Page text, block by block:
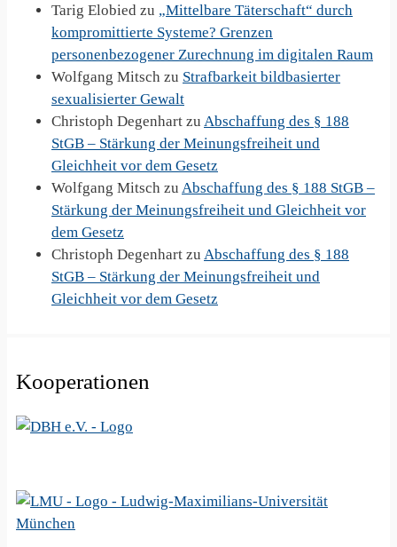
Tarig Elobied zu „Mittelbare Täterschaft“ durch
kompromittierte Systeme? Grenzen
personenbezogener Zurechnung im digitalen Raum
Wolfgang Mitsch zu Strafbarkeit bildbasierter
sexualisierter Gewalt
Christoph Degenhart zu Abschaffung des § 188
StGB – Stärkung der Meinungsfreiheit und
Gleichheit vor dem Gesetz
Wolfgang Mitsch zu Abschaffung des § 188 StGB –
Stärkung der Meinungsfreiheit und Gleichheit vor
dem Gesetz
Christoph Degenhart zu Abschaffung des § 188
StGB – Stärkung der Meinungsfreiheit und
Gleichheit vor dem Gesetz
Kooperationen